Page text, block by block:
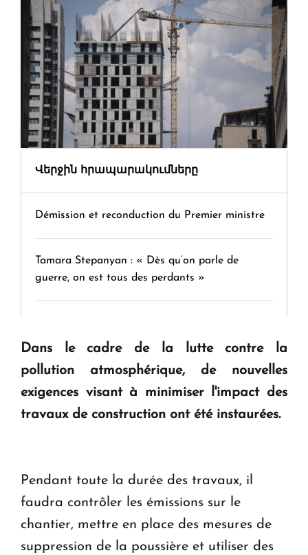
Վերջին հրապարակումները
Démission et reconduction du Premier ministre
Tamara Stepanyan : « Dès qu’on parle de
guerre, on est tous des perdants »
question d'un référendum ne se pose pas. "
KASA : 30 ans d'audace, de résilience et d'avenir
Dans le cadre de la lutte contre la
pollution atmosphérique, de nouvelles
exigences visant à minimiser l'impact des
travaux de construction ont été instaurées.
Pendant toute la durée des travaux, il
faudra contrôler les émissions sur le
chantier, mettre en place des mesures de
suppression de la poussière et utiliser des